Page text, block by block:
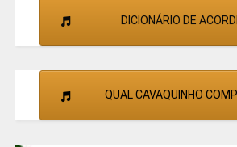
DICIONÁRIO DE
QUAL CAVAQUINHO